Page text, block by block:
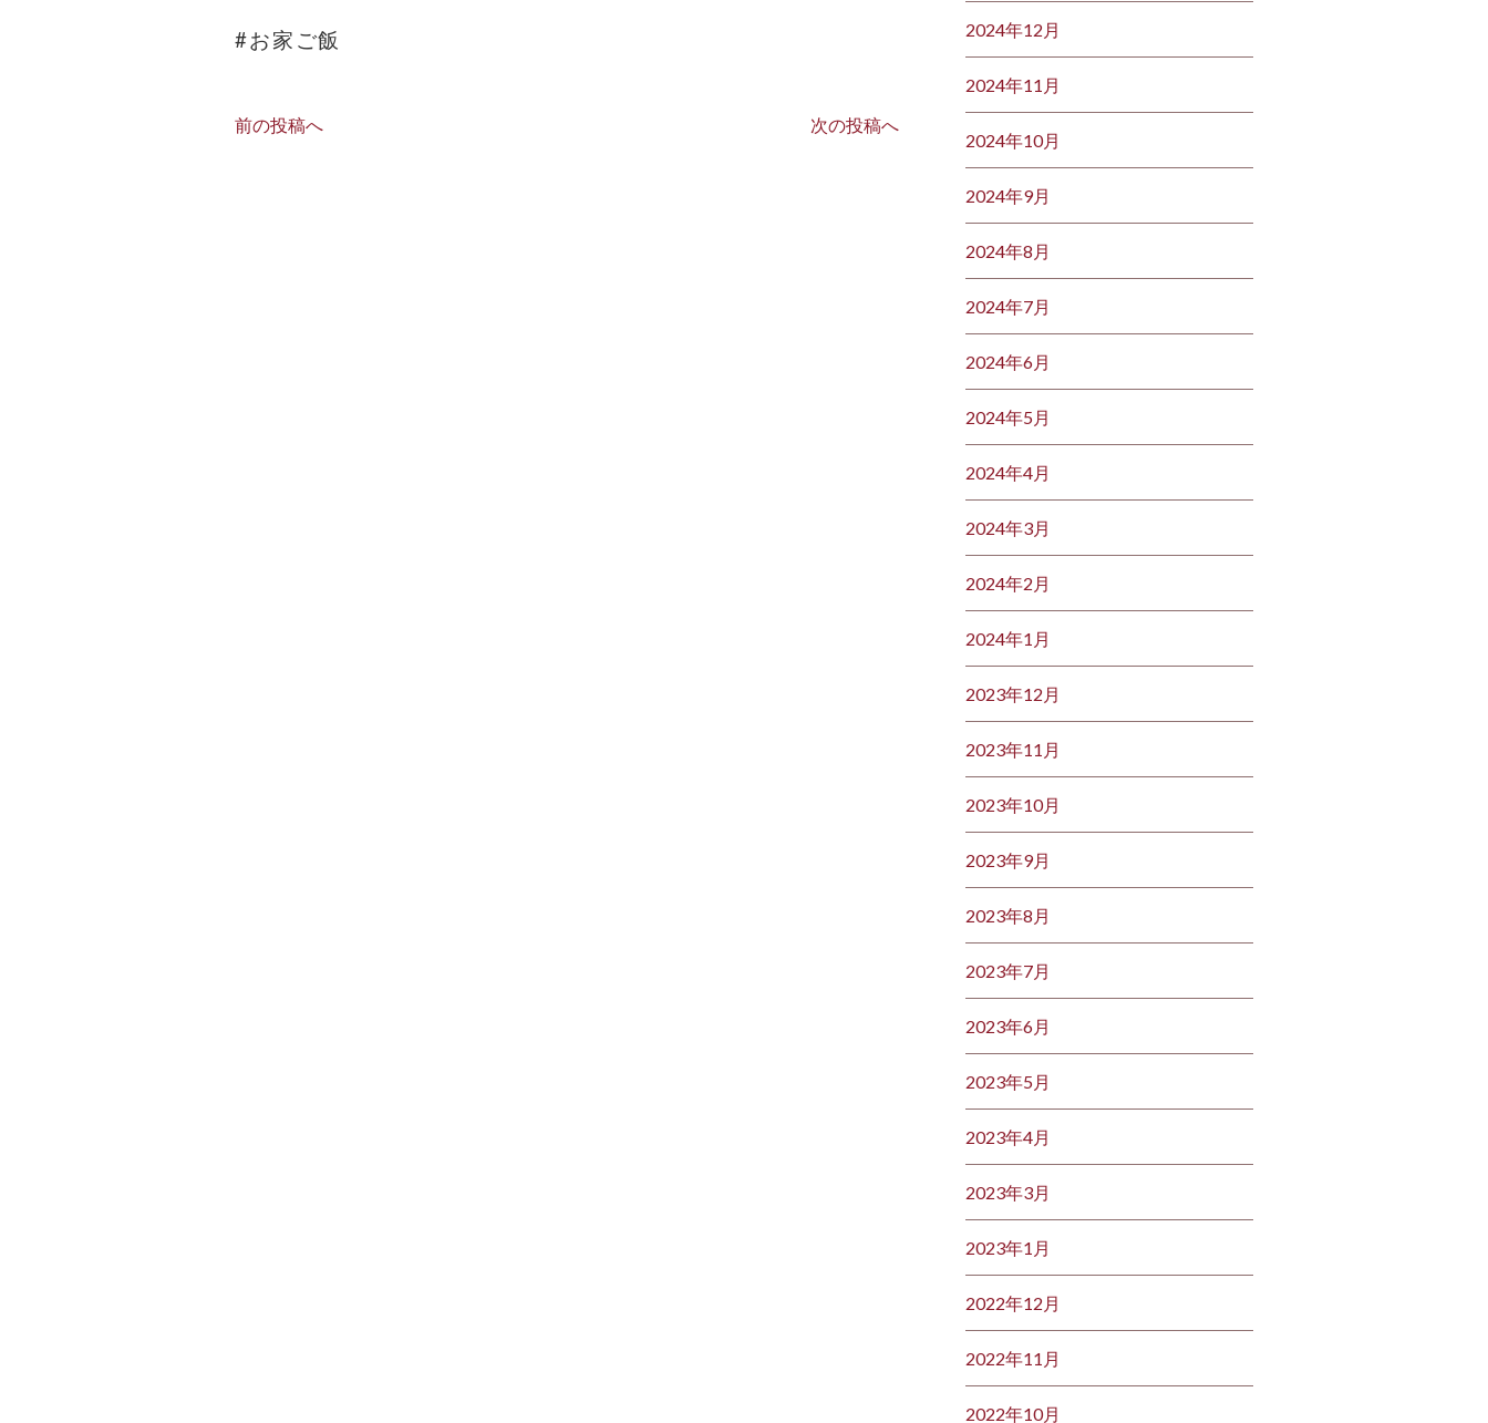
#お家ご飯
前の投稿へ 次の投稿へ
2024年12月
2024年11月
2024年10月
2024年9月
2024年8月
2024年7月
2024年6月
2024年5月
2024年4月
2024年3月
2024年2月
2024年1月
2023年12月
2023年11月
2023年10月
2023年9月
2023年8月
2023年7月
2023年6月
2023年5月
2023年4月
2023年3月
2023年1月
2022年12月
2022年11月
2022年10月